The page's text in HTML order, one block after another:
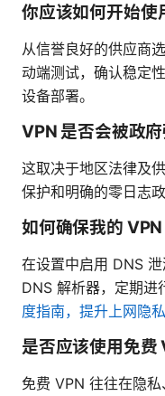
你应该如何开始使
从信誉良好的供应商
动端测试，确认稳定
设备部署。
VPN 是否会被政
这取决于地区法律及
保护和明确的零日志
如何确保我的
在设置中启用 DNS
DNS 解析器，定期进
度指南，提升上网隐
是否应该使用免费
免费 VPN 往往在隐